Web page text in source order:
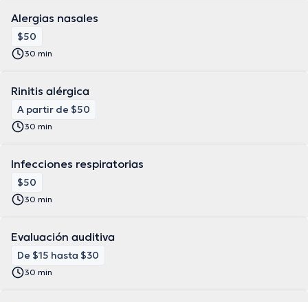
Alergias nasales
$50
30 min
Rinitis alérgica
A partir de $50
30 min
Infecciones respiratorias
$50
30 min
Evaluación auditiva
De $15 hasta $30
30 min